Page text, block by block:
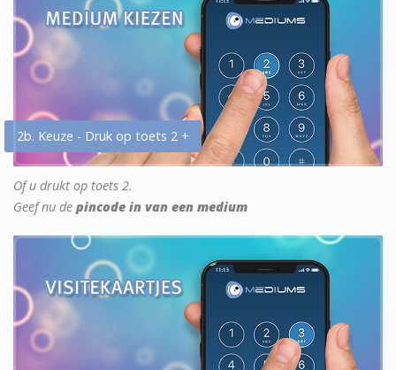
2b. Keuze - Druk op toets 2 +
Of u drukt op toets 2.
Geef nu de pincode in van een medium